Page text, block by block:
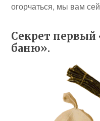
огорчаться, мы вам
Секрет первый
баню».